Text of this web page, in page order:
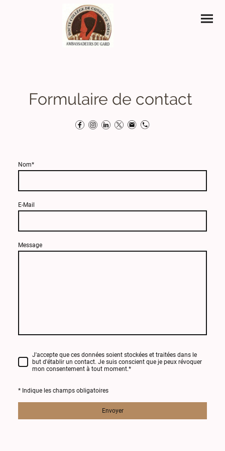
Formulaire de contact
Nom*
E-Mail
Message
J'accepte que ces données soient stockées et traitées dans le
but d'établir un contact. Je suis conscient que je peux révoquer
mon consentement à tout moment.*
* Indique les champs obligatoires
Envoyer